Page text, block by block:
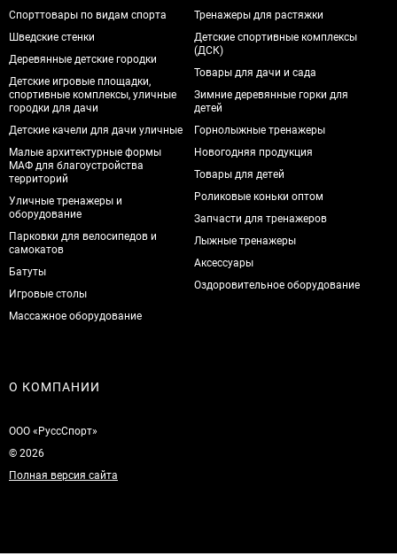
Спорттовары по видам спорта
Шведские стенки
Деревянные детские городки
Детские игровые площадки,
спортивные комплексы, уличные
городки для дачи
Детские качели для дачи уличные
Малые архитектурные формы
МАФ для благоустройства
территорий
Уличные тренажеры и
оборудование
Парковки для велосипедов и
самокатов
Батуты
Игровые столы
Массажное оборудование
Тренажеры для растяжки
Детские спортивные комплексы
(ДСК)
Товары для дачи и сада
Зимние деревянные горки для
детей
Горнолыжные тренажеры
Новогодняя продукция
Товары для детей
Роликовые коньки оптом
Запчасти для тренажеров
Лыжные тренажеры
Аксессуары
Оздоровительное оборудование
О КОМПАНИИ
ООО «РуссСпорт»
© 2026
Полная версия сайта